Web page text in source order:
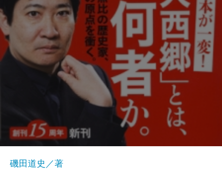
磯田道史／著